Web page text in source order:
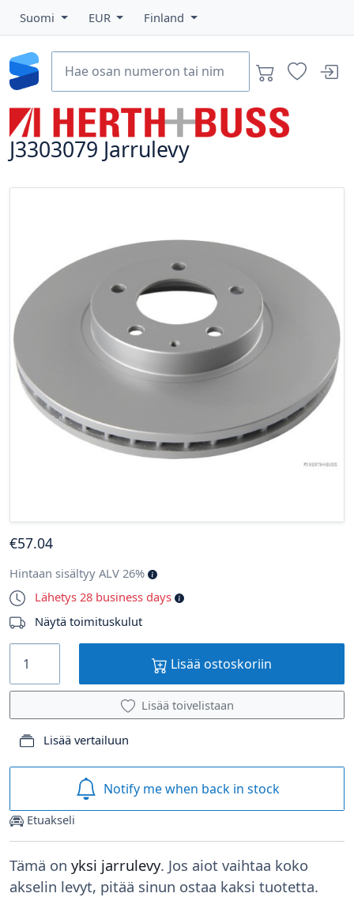
Suomi EUR Finland
J3303079 Jarrulevy
Etuakseli
Tämä on yksi jarrulevy. Jos aiot vaihtaa koko
akselin levyt, pitää sinun ostaa kaksi tuotetta.
€57.04
Hintaan sisältyy ALV 26%
Lähetys 28 business days
Näytä toimituskulut
Lisää ostoskoriin
Lisää toivelistaan
Lisää vertailuun
Notify me when back in stock